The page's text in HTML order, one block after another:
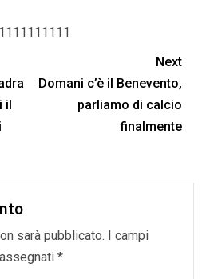
il
Next
Domani c’è il Benevento,
parliamo di calcio
finalmente
sarà pubblicato. I campi
*